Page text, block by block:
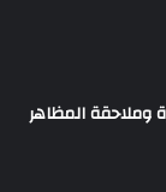
وملاحقة المظاهر